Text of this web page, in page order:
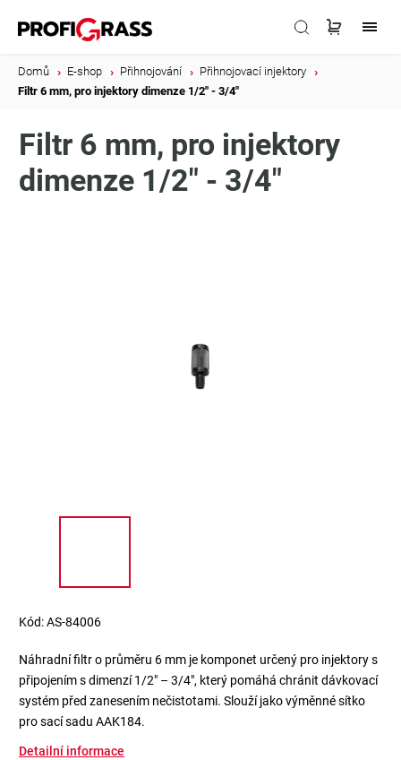
Domů E-shop Přihnojování Přihnojovací injektory
Filtr 6 mm, pro injektory dimenze 1/2" - 3/4"
Filtr 6 mm, pro injektory
dimenze 1/2" - 3/4"
Kód:AS-84006
Náhradní filtr o průměru 6 mm je komponet určený pro injektory s
připojením s dimenzí 1/2" – 3/4", který pomáhá chránit dávkovací
systém před zanesením nečistotami. Slouží jako výměnné sítko
pro sací sadu AAK184.
Detailní informace